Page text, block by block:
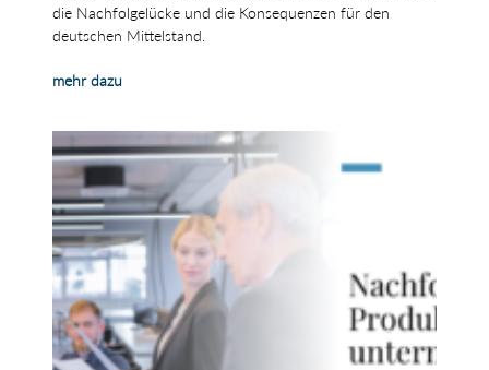
die Nachfolgelücke und die Konsequenzen für den
deutschen Mittelstand.
mehr dazu